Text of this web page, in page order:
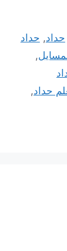
حداد, حداد
,
حداد,